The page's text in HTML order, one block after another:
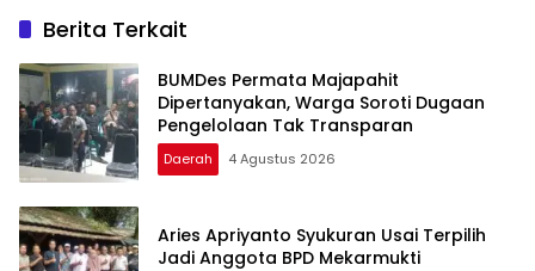
Berita Terkait
BUMDes Permata Majapahit
Dipertanyakan, Warga Soroti Dugaan
Pengelolaan Tak Transparan
Daerah 4 Agustus 2026
Aries Apriyanto Syukuran Usai Terpilih
Jadi Anggota BPD Mekarmukti